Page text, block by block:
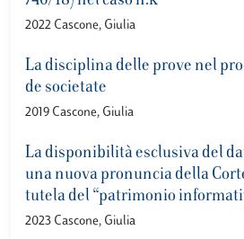
2022 Cascone, Giulia
La disciplina delle prove nel
de societate
2019 Cascone, Giulia
La disponibilità esclusiva del
una nuova pronuncia della
tutela del “patrimonio
2023 Cascone, Giulia